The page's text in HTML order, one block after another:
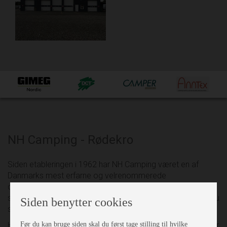
Siden etableringen i 1962 har NH Camping været en af
Danmarks mest erfarne og velrenommerede
campingforretninger. Vi sætter en ære i at yde den bedste
service og tilbyder et bredt, kvalitetssikret sortiment – så du
som kunde kun behøver at handle ét sted.
Siden benytter cookies
Før du kan bruge siden skal du først tage stilling til hvilke